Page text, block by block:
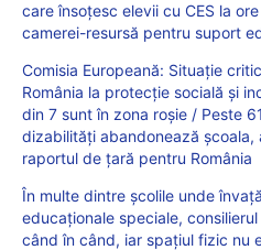
care însoțesc elevii cu CES la
camerei-resursă pentru suport
Comisia Europeană: Situație
România la protecție socială și
din 7 sunt în zona roșie / Peste
dizabilități abandonează școala,
raportul de țară pentru România
În multe dintre școlile unde
educaționale speciale,
când în când, iar spațiul fizic nu